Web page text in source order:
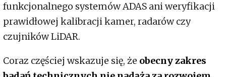
funkcjonalnego systemów ADAS ani weryfikacji
prawidłowej kalibracji kamer, radarów czy
czujników LiDAR.
Coraz częściej wskazuje się, że obecny zakres